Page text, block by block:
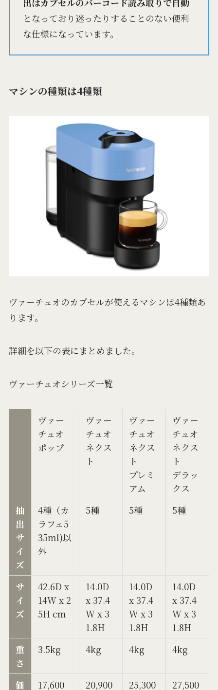
となっており迷ったりすることのない便利
な仕様になっています。
マシンの種類は4種類
ヴァーチュオのカプセルが使えるマシンは4種類あ
ります。
詳細を以下の表にまとめました。
ヴァーチュオシリーズ一覧
ヴァー
チュオ
ポップ
ヴァー
チュオ
ネクス
ト
ヴァー
チュオ
ネクス
ト
プレミ
アム
ヴァー
チュオ
ネクス
ト
デラッ
クス
抽
出
サ
イ
ズ
4種（カ
ラフェ5
35ml)以
外
5種 5種 5種
サ
イ
ズ
42.6D x
14W x 2
5H cm
14.0D
x 37.4
W x 3
1.8H
14.0D
x 37.4
W x 3
1.8H
14.0D
x 37.4
W x 3
1.8H
重
さ
3.5kg 4kg 4kg 4kg
価
17,600
20,900
25,300
27,500